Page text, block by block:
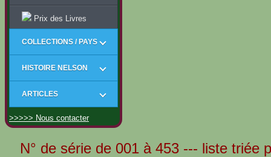
Prix des Livres
COLLECTIONS / PAYS
HISTOIRE NELSON
ARTICLES
>>>>> Nous contacter
N° de série de 001 à 453 --- liste triée